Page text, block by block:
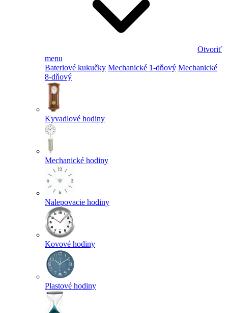
Otvoriť
menu
Bateriové kukučky Mechanické 1-dňový Mechanické
8-dňový
Kyvadlové hodiny
Mechanické hodiny
Nalepovacie hodiny
Kovové hodiny
Plastové hodiny